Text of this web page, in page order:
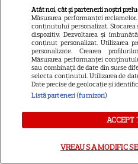
ALTE
NETFLIX
Robert
Atât noi, cât și partenerii noștri
Măsurarea performanței
conținutului personalizat.
dispozitiv. Dezvoltarea și
conținut personalizat. Utilizarea
personalizate. Crearea
Măsurarea performanței
sau combinații de date din surse
selecta conținutul. Utilizarea de
Date precise de geolocație și
Listă parteneri (furnizori)
ACCEPT
VREAU SA MODIFIC